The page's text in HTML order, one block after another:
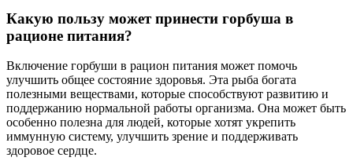
Какую пользу может принести горбуша в
рационе питания?
Включение горбуши в рацион питания может помочь
улучшить общее состояние здоровья. Эта рыба богата
полезными веществами, которые способствуют развитию и
поддержанию нормальной работы организма. Она может быть
особенно полезна для людей, которые хотят укрепить
иммунную систему, улучшить зрение и поддерживать
здоровое сердце.